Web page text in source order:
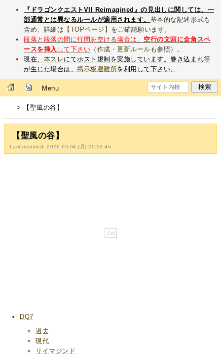
『ドラゴンクエストVII Reimagined』の見出しに関しては、一
部通常とは異なるルールが適用されます。 基本的な記述形式も
含め、詳細は 【TOPページ】 をご確認願います。
段落と段落の間に行間を空ける場合は、 空行の文頭に全角スペ
ースを挿入 して下さい （ 作成・更新ルール も参照）。
現在、 本スレにてホスト規制を実施しています。巻き込まれ等
が生じた場合は、掲示板避難所を利用して下さい。
Menu
> 【聖風の谷】
【聖風の谷】
Last-modified: 2026-05-04 (月) 20:53:46
DQ7
過去
現代
リイマジンド